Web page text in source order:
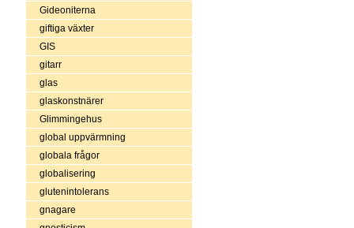
Gideoniterna
giftiga växter
GIS
gitarr
glas
glaskonstnärer
Glimmingehus
global uppvärmning
globala frågor
globalisering
glutenintolerans
gnagare